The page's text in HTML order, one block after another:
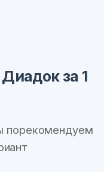
за 1
порекомендуем